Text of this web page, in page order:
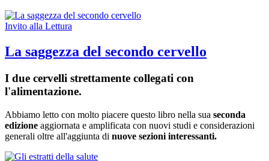
Invito alla Lettura
La saggezza del secondo cervello
I due cervelli strettamente collegati con
l'alimentazione.
Abbiamo letto con molto piacere questo libro nella sua seconda
edizione aggiornata e amplificata con nuovi studi e considerazioni
generali oltre all'aggiunta di nuove sezioni interessanti.